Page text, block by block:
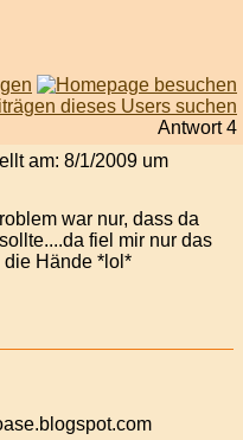
Antwort 4
am: 8/1/2009 um
war nur, dass da
fiel mir nur das
Hände *lol*